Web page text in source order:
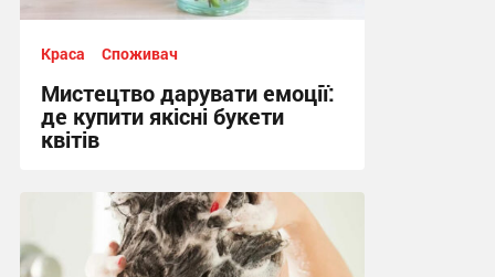
Краса Споживач
Мистецтво дарувати емоції:
де купити якісні букети
квітів
14:40, 3.06.2026